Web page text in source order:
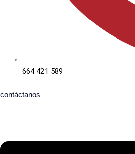
664 421 589
contáctanos